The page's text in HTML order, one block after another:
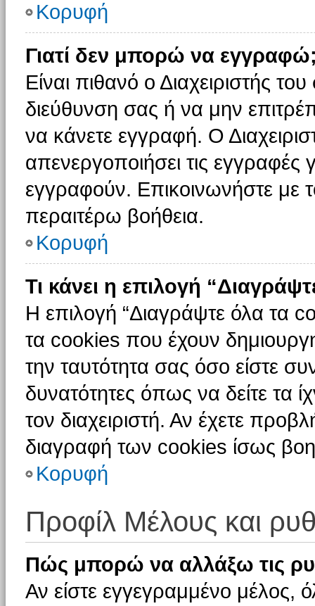
Κορυφή
Γιατί δεν μπορώ να
Είναι πιθανό ο Διαχειριστής
διεύθυνση σας ή να μην
να κάνετε εγγραφή. Ο
απενεργοποιήσει τις εγγραφές
εγγραφούν. Επικοινωνήστε με
περαιτέρω βοήθεια.
Κορυφή
Τι κάνει η επιλογή
Η επιλογή “Διαγράψτε όλα τα
τα cookies που έχουν
την ταυτότητα σας όσο είστε
δυνατότητες όπως να δείτε τα
τον διαχειριστή. Αν έχετε
διαγραφή των cookies ίσως
Κορυφή
Προφίλ Μέλους και
Πώς μπορώ να αλλάξω τις
Αν είστε εγγεγραμμένο μέλος,